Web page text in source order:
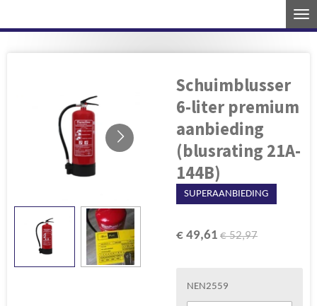
direct
Schuimblusser
6-liter premium
aanbieding
(blusrating 21A-
144B)
SUPERAANBIEDING
€ 49,61 € 52,97
NEN2559